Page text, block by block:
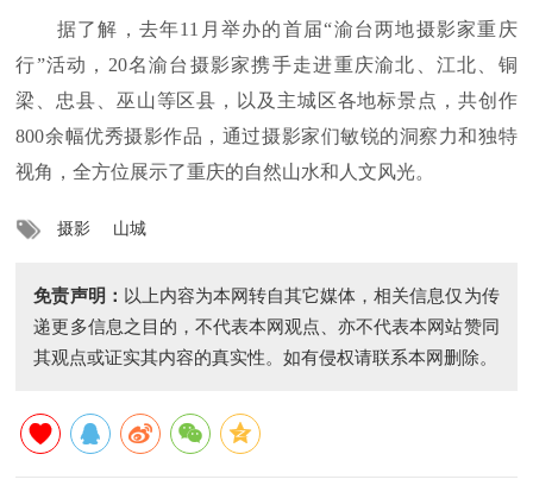
据了解，去年11月举办的首届“渝台两地摄影家重庆
行”活动，20名渝台摄影家携手走进重庆渝北、江北、铜
梁、忠县、巫山等区县，以及主城区各地标景点，共创作
800余幅优秀摄影作品，通过摄影家们敏锐的洞察力和独特
视角，全方位展示了重庆的自然山水和人文风光。
摄影 山城
免责声明： 以上内容为本网转自其它媒体，相关信息仅为传
递更多信息之目的，不代表本网观点、亦不代表本网站赞同
其观点或证实其内容的真实性。如有侵权请联系本网删除。